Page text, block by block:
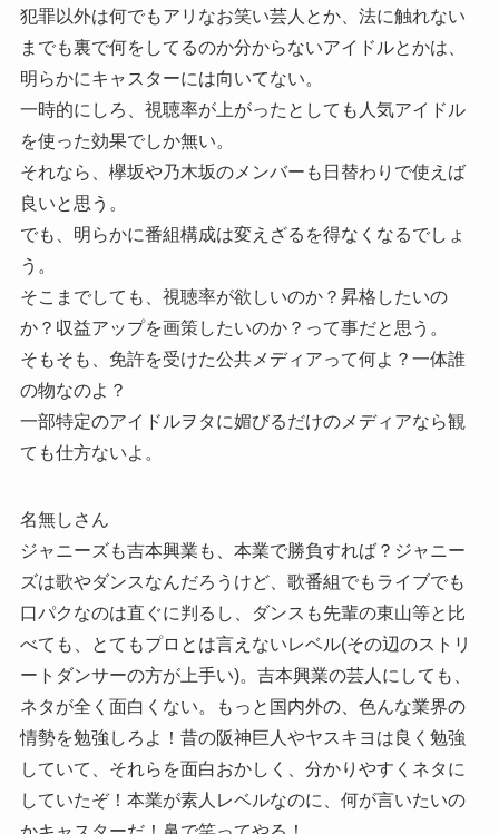
犯罪以外は何でもアリなお笑い芸人とか、法に触れない
までも裏で何をしてるのか分からないアイドルとかは、
明らかにキャスターには向いてない。
一時的にしろ、視聴率が上がったとしても人気アイドル
を使った効果でしか無い。
それなら、欅坂や乃木坂のメンバーも日替わりで使えば
良いと思う。
でも、明らかに番組構成は変えざるを得なくなるでしょ
う。
そこまでしても、視聴率が欲しいのか？昇格したいの
か？収益アップを画策したいのか？って事だと思う。
そもそも、免許を受けた公共メディアって何よ？一体誰
の物なのよ？
一部特定のアイドルヲタに媚びるだけのメディアなら観
ても仕方ないよ。
名無しさん
ジャニーズも吉本興業も、本業で勝負すれば？ジャニー
ズは歌やダンスなんだろうけど、歌番組でもライブでも
口パクなのは直ぐに判るし、ダンスも先輩の東山等と比
べても、とてもプロとは言えないレベル(その辺のストリ
ートダンサーの方が上手い)。吉本興業の芸人にしても、
ネタが全く面白くない。もっと国内外の、色んな業界の
情勢を勉強しろよ！昔の阪神巨人やヤスキヨは良く勉強
していて、それらを面白おかしく、分かりやすくネタに
していたぞ！本業が素人レベルなのに、何が言いたいの